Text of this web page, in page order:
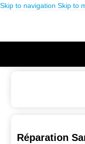
Skip to navigation Skip to
Réparation